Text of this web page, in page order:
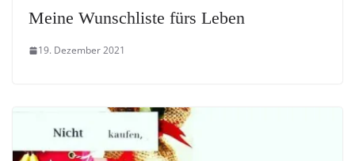
Meine Wunschliste fürs Leben
19. Dezember 2021